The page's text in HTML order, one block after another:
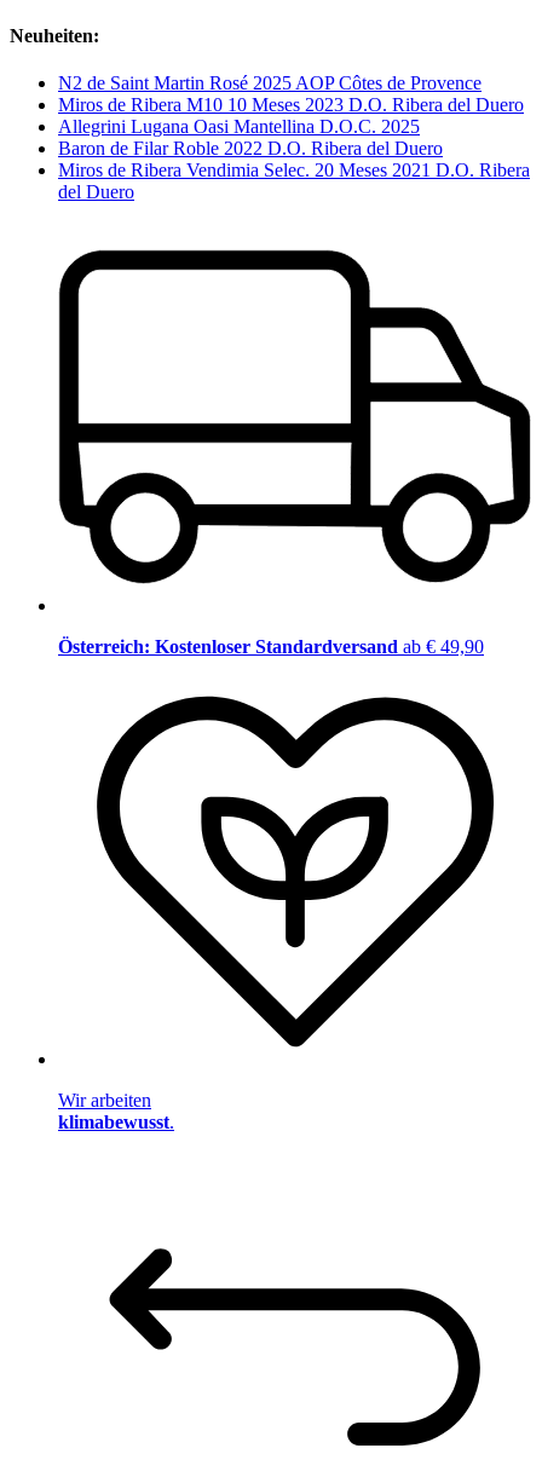
Neuheiten:
N2 de Saint Martin Rosé 2025 AOP Côtes de Provence
Miros de Ribera M10 10 Meses 2023 D.O. Ribera del Duero
Allegrini Lugana Oasi Mantellina D.O.C. 2025
Baron de Filar Roble 2022 D.O. Ribera del Duero
Miros de Ribera Vendimia Selec. 20 Meses 2021 D.O. Ribera
del Duero
Österreich: Kostenloser Standardversand ab € 49,90
Wir arbeiten
klimabewusst.